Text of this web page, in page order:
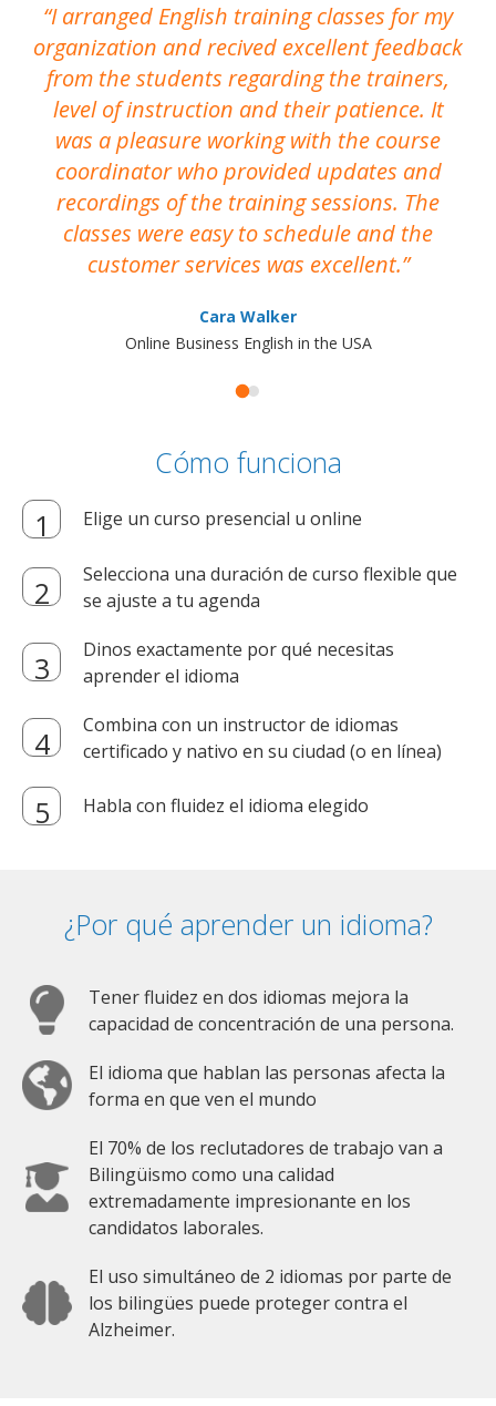
I arranged English training classes for my
organization and recived excellent feedback
from the students regarding the trainers,
level of instruction and their patience. It
was a pleasure working with the course
coordinator who provided updates and
recordings of the training sessions. The
classes were easy to schedule and the
customer services was excellent.
Cara Walker
Online Business English in the USA
Cómo funciona
Elige un curso presencial u online
Selecciona una duración de curso flexible que
se ajuste a tu agenda
Dinos exactamente por qué necesitas
aprender el idioma
Combina con un instructor de idiomas
certificado y nativo en su ciudad (o en línea)
Habla con fluidez el idioma elegido
¿Por qué aprender un idioma?
Tener fluidez en dos idiomas mejora la
capacidad de concentración de una persona.
El idioma que hablan las personas afecta la
forma en que ven el mundo
El 70% de los reclutadores de trabajo van a
Bilingüismo como una calidad
extremadamente impresionante en los
candidatos laborales.
El uso simultáneo de 2 idiomas por parte de
los bilingües puede proteger contra el
Alzheimer.